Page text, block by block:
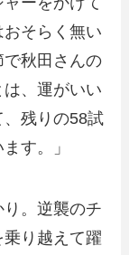
そらく無い
で秋田さんの
、運がいい
、残りの58試
す。」
。逆襲のチ
り越えて躍